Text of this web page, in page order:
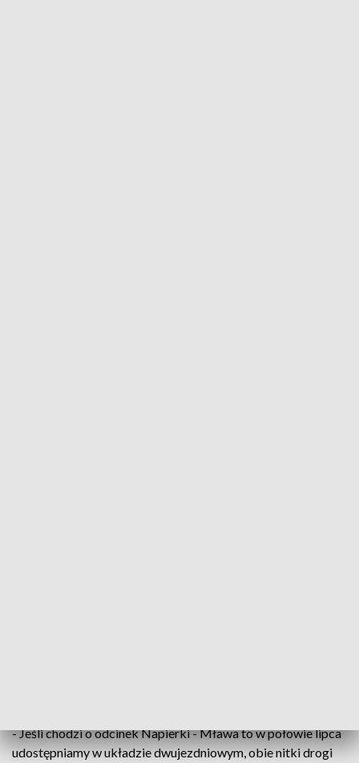
- Jeśli chodzi o odcinek Napierki - Mława to w połowie lipca
udostępniamy w układzie dwujezdniowym, obie nitki drogi